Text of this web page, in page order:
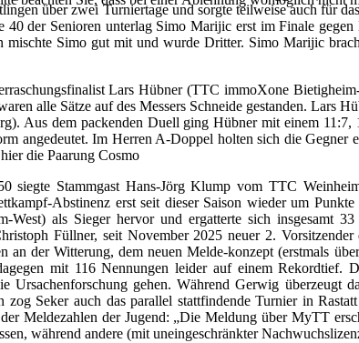
über zwei Turniertage und sorgte teilweise auch für
40 der Senioren unterlag Simo Marijic erst im Finale
Simo gut mit und wurde Dritter. Simo Marijic
Lars Hübner (TTC immoXone
alle Sätze auf des Messers Schneide gestanden. Lars
Aus dem packenden Duell ging Hübner mit einem
angedeutet. Im Herren A-Doppel holten sich die Gegner
die Paarung Cosmo
siegte Stammgast Hans-Jörg Klump vom TTC
Abstinenz erst seit dieser Saison wieder um
West) als Sieger hervor und ergatterte sich insgesamt
Füllner, seit November 2025 neuer 2.
an der Witterung, dem neuen Melde-konzept (erstmals
mit 116 Nennungen leider auf einem
gehen. Während Gerwig überzeugt
zog Seker auch das parallel stattfindende Turnier in
Meldezahlen der Jugend: „Die Meldung über MyTT
während andere (mit uneingeschränkter